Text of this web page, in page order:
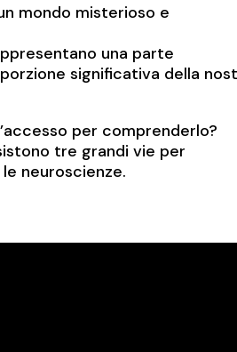
mondo misterioso e
una parte
significativa della
per comprenderlo?
tre grandi vie per
neuroscienze.